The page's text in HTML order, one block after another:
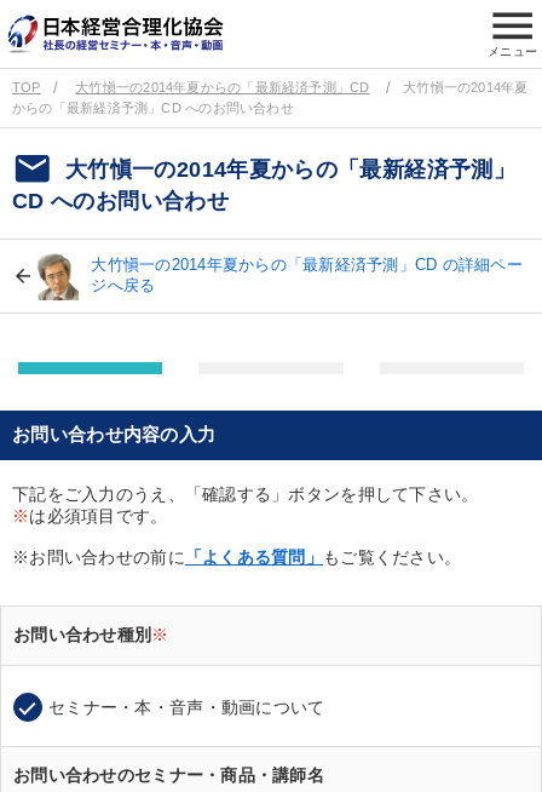
menu
メニュー
TOP 大竹愼一の2014年夏からの「最新経済予測」CD
大竹愼一の2014年夏
からの「最新経済予測」CD へのお問い合わせ
email
大竹愼一の2014年夏からの「最新経済予測」
CD へのお問い合わせ
大竹愼一の2014年夏からの「最新経済予測」CD の詳細ペー
ジへ戻る
お問い合わせ内容の入力
下記をご入力のうえ、「確認する」ボタンを押して下さい。
※は必須項目です。
※お問い合わせの前に 「よくある質問」 もご覧ください。
お問い合わせ種別 ※
セミナー・本・音声・動画について
お問い合わせのセミナー・商品・講師名